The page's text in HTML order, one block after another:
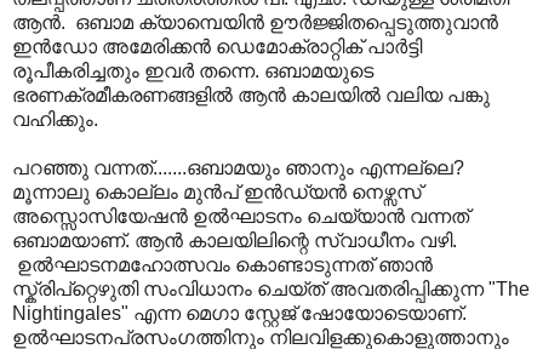
ആന്‍. ഒബാമ ക്യാമ്പെയിന്‍ ഊര്‍ജ്ജിതപ്പെടുത്തുവാന്‍
ഇന്‍ഡോ അമേരിക്കന്‍ ഡെമോക്രാറ്റിക് പാര്‍ട്ടി
രൂപീകരിച്ചതും ഇവര്‍ തന്നെ. ഒബാമയുടെ
ഭരണക്രമീകരണങ്ങളില്‍ ആന്‍ കാലയില്‍ വലിയ പങ്കു
വഹിക്കും.
പറഞ്ഞു വന്നത്.......ഒബാമയും ഞാനും എന്നല്ലെ?
മൂന്നാലു കൊല്ലം മുന്‍പ് ഇന്‍ഡ്യന്‍ നെഴ്സസ്
അസ്സൊസിയേഷന്‍ ഉല്‍ഘാടനം ചെയ്യാന്‍ വന്നത്
ഒബാമയാണ്. ആന്‍ കാലയിലിന്റെ സ്വാധീനം വഴി.
ഉല്‍ഘാടനമഹോത്സവം കൊണ്ടാടുന്നത് ഞാന്‍
സ്ക്രിപ്റ്റെഴുതി സംവിധാനം ചെയ്ത് അവതരിപ്പിക്കുന്ന "The
Nightingales" എന്ന മെഗാ സ്റ്റേജ് ഷോയോടെയാണ്.
ഉല്‍ഘാടനപ്രസംഗത്തിനും നിലവിളക്കുകൊളുത്താനും